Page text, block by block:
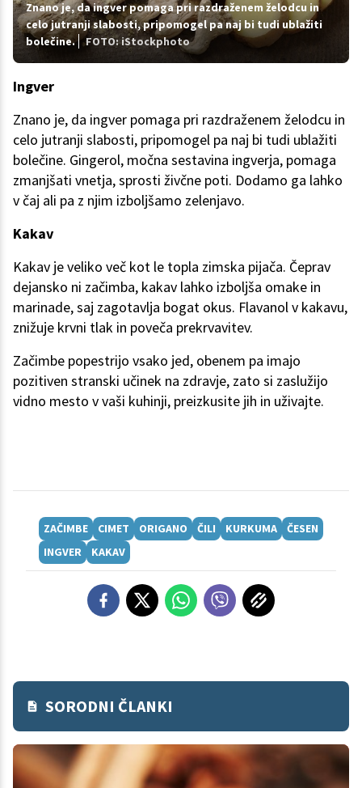
Znano je, da ingver pomaga pri razdraženem želodcu in
celo jutranji slabosti, pripomogel pa naj bi tudi ublažiti
bolečine.
FOTO: iStockphoto
Ingver
Znano je, da ingver pomaga pri razdraženem želodcu in
celo jutranji slabosti, pripomogel pa naj bi tudi ublažiti
bolečine. Gingerol, močna sestavina ingverja, pomaga
zmanjšati vnetja, sprosti živčne poti. Dodamo ga lahko
v čaj ali pa z njim izboljšamo zelenjavo.
Kakav
Kakav je veliko več kot le topla zimska pijača. Čeprav
dejansko ni začimba, kakav lahko izboljša omake in
marinade, saj zagotavlja bogat okus. Flavanol v kakavu,
znižuje krvni tlak in poveča prekrvavitev.
Začimbe popestrijo vsako jed, obenem pa imajo
pozitiven stranski učinek na zdravje, zato si zaslužijo
vidno mesto v vaši kuhinji, preizkusite jih in uživajte.
ZAČIMBE CIMET ORIGANO ČILI KURKUMA
ČESEN
INGVER
KAKAV
SORODNI ČLANKI